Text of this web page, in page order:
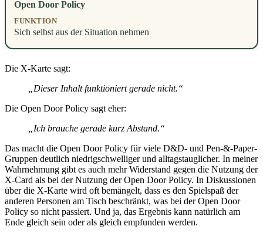
Open Door Policy
Sich selbst aus der Situation nehmen
Die X-Karte sagt:
„Dieser Inhalt funktioniert gerade nicht.“
Die Open Door Policy sagt eher:
„Ich brauche gerade kurz Abstand.“
Das macht die Open Door Policy für viele D&D- und Pen-&-Paper-
Gruppen deutlich niedrigschwelliger und alltagstauglicher. In meiner
Wahrnehmung gibt es auch mehr Widerstand gegen die Nutzung der
X-Card als bei der Nutzung der Open Door Policy. In Diskussionen
über die X-Karte wird oft bemängelt, dass es den Spielspaß der
anderen Personen am Tisch beschränkt, was bei der Open Door
Policy so nicht passiert. Und ja, das Ergebnis kann natürlich am
Ende gleich sein oder als gleich empfunden werden.